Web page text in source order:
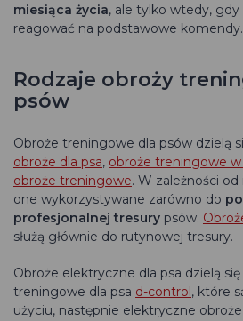
miesiąca życia, ale tylko wtedy,
reagować na podstawowe komendy.
Rodzaje obroży
psów
Obroże treningowe dla psów dzielą
obroże dla psa, obroże treningowe w
obroże treningowe. W zależności
one wykorzystywane zarówno do
profesjonalnej tresury psów.
służą głównie do rutynowej tresury.
Obroże elektryczne dla psa dzielą
treningowe dla psa d-control, które
użyciu, następnie elektryczne obroże